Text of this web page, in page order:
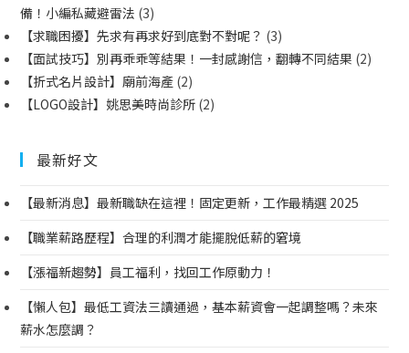
備！小編私藏避雷法 (3)
【求職困擾】先求有再求好到底對不對呢？ (3)
【面試技巧】別再乖乖等結果！一封感謝信，翻轉不同結果 (2)
【折式名片設計】廟前海產 (2)
【LOGO設計】姚思美時尚診所 (2)
最新好文
【最新消息】最新職缺在這裡！固定更新，工作最精選 2025
【職業薪路歷程】合理的利潤才能擺脫低薪的窘境
【漲福新趨勢】員工福利，找回工作原動力！
【懶人包】最低工資法三讀通過，基本薪資會一起調整嗎？未來
薪水怎麼調？